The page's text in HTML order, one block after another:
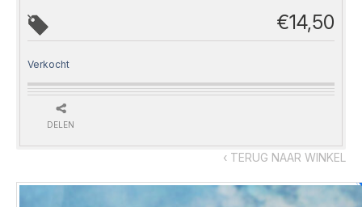
‹ TERUG NAAR WINKEL
€14,50
Verkocht
DELEN